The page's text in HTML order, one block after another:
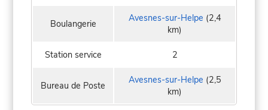
Boulangerie Avesnes-sur-Helpe (2,4
km)
Station service 2
Bureau de Poste Avesnes-sur-Helpe (2,5
km)